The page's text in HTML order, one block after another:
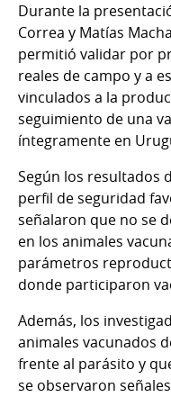
Durante la
Correa y Matías
permitió validar por
reales de campo y a
vinculados a la
seguimiento de una
íntegramente en
Según los resultados
perfil de seguridad
señalaron que no se
en los animales
parámetros
donde participaron
Además, los
animales vacunados
frente al parásito y
se observaron